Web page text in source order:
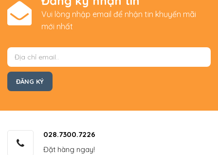
Vui lòng nhập email để nhận tin khuyến mãi
mới nhất
028.7300.7226
Đặt hàng ngay!